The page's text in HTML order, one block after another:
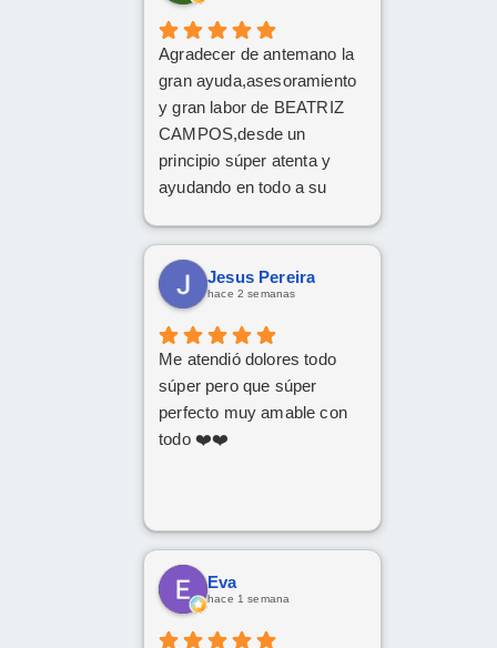
cordial
Da gusto comunicarse con
personas asi.
Agradecer de antemano la
gran ayuda,asesoramiento
y gran labor de BEATRIZ
CAMPOS,desde un
principio súper atenta y
ayudando en todo a su
recomendable,grandes
profesionales
Jesus Pereira
hace 2 semanas
Me atendió dolores todo
súper pero que súper
perfecto muy amable con
todo ❤️❤️
Eva
hace 1 semana